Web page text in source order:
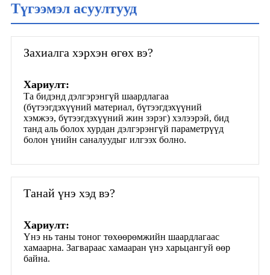
Түгээмэл асуултууд
Захиалга хэрхэн өгөх вэ?
Хариулт:
Та бидэнд дэлгэрэнгүй шаардлагаа
(бүтээгдэхүүний материал, бүтээгдэхүүний
хэмжээ, бүтээгдэхүүний жин зэрэг) хэлээрэй, бид
танд аль болох хурдан дэлгэрэнгүй параметрүүд
болон үнийн саналуудыг илгээх болно.
Танай үнэ хэд вэ?
Хариулт:
Үнэ нь таны тоног төхөөрөмжийн шаардлагаас
хамаарна. Загвараас хамааран үнэ харьцангуй өөр
байна.